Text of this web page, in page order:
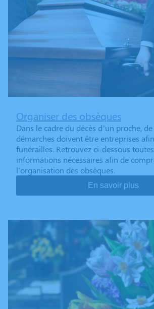
Organiser des obsèques
Dans le cadre du décès d’un proche,
démarches doivent être entreprises
funérailles. Retrouvez ci-dessous
informations nécessaires afin de
l'organisation des obsèques.
En savoir plus